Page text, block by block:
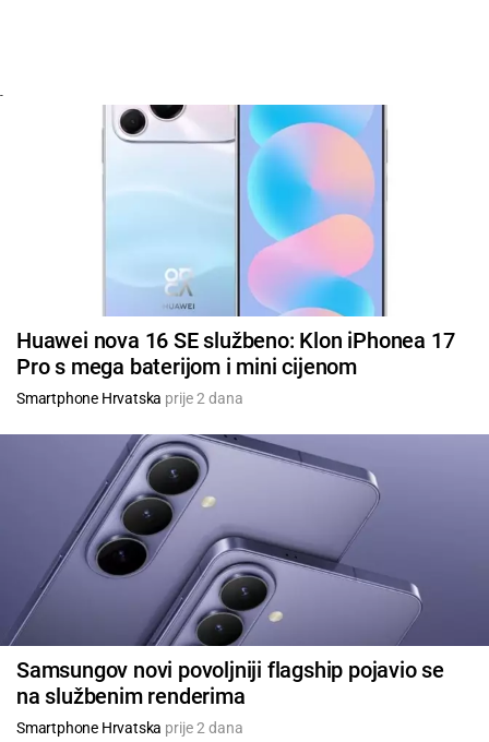
-
Huawei nova 16 SE službeno: Klon iPhonea 17
Pro s mega baterijom i mini cijenom
Smartphone Hrvatska prije 2 dana
Samsungov novi povoljniji flagship pojavio se
na službenim renderima
Smartphone Hrvatska prije 2 dana